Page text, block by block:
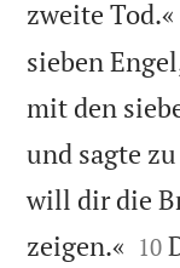
zweite Tod.«
sieben
mit den
und sagte
will dir die
zeigen.« 

10